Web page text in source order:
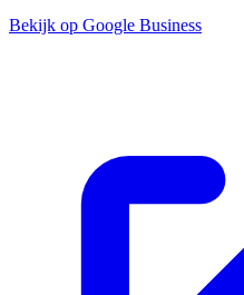
Bekijk op Google Business